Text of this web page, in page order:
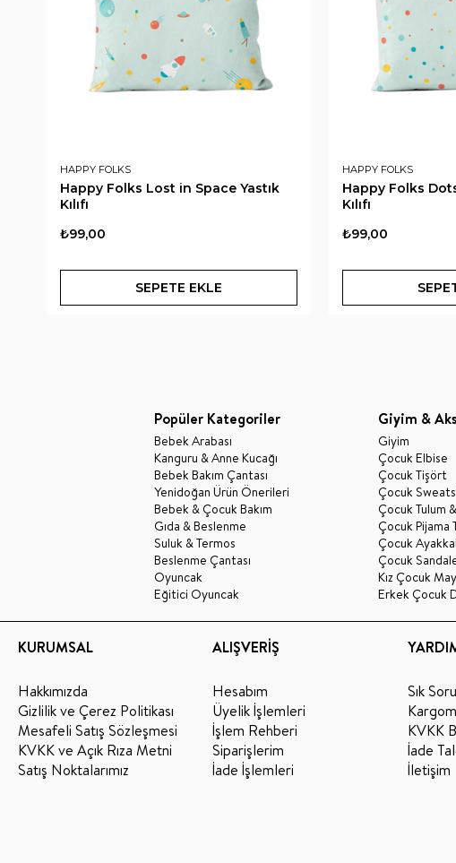
HAPPY FOLKS
Happy Folks Lost in Space Yastık
Kılıfı
₺99,00
SEPETE EKLE
HAPPY FOLKS
Happy Folks
Kılıfı
₺99,00
Popüler Kategoriler
Bebek Arabası
Kanguru & Anne Kucağı
Bebek Bakım Çantası
Yenidoğan Ürün Önerileri
Bebek & Çocuk Bakım
Gıda & Beslenme
Suluk & Termos
Beslenme Çantası
Oyuncak
Eğitici Oyuncak
Giyim &
Giyim
Çocuk Elbise
Çocuk Tişört
Çocuk
Çocuk Tulum
Çocuk Pijama
Çocuk
Çocuk
Kız Çocuk
Erkek Çocuk
KURUMSAL
Hakkımızda
Gizlilik ve Çerez Politikası
Mesafeli Satış Sözleşmesi
KVKK ve Açık Rıza Metni
Satış Noktalarımız
ALIŞVERİŞ
Hesabım
Üyelik İşlemleri
İşlem Rehberi
Siparişlerim
İade İşlemleri
Sık
KVKK
İade
İletişim